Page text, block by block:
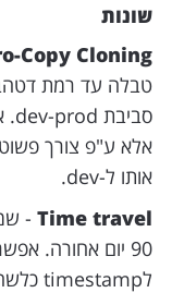
שונות
Copy Cloning
טבלה עד רמת
אותו ל-dev.
Time travel
לtimestamp כלשהו בעבר.